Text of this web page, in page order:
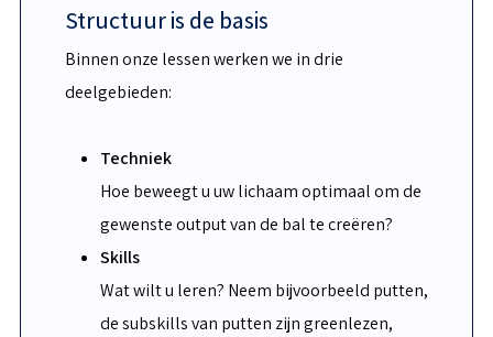
Structuur is de basis
Binnen onze lessen werken we in drie
deelgebieden:
Techniek
Hoe beweegt u uw lichaam optimaal om de
gewenste output van de bal te creëren?
Skills
Wat wilt u leren? Neem bijvoorbeeld putten,
de subskills van putten zijn greenlezen,